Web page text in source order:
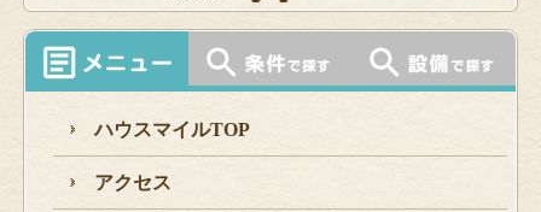
ハウスマイルTOP
アクセス